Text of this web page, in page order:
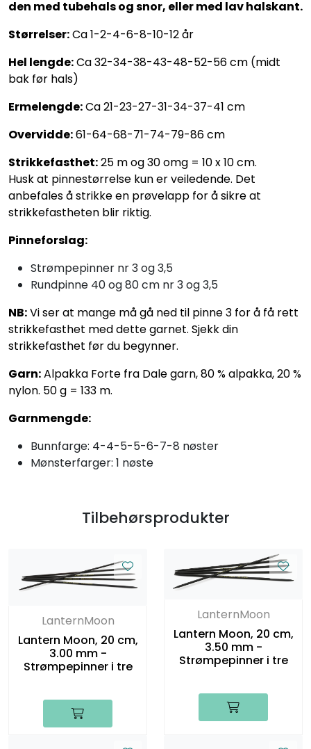
den med tubehals og snor, eller med lav halskant.
Størrelser:Ca 1-2-4-6-8-10-12 år
Hel lengde:Ca 32-34-38-43-48-52-56 cm (midt
bak før hals)
Ermelengde:Ca 21-23-27-31-34-37-41 cm
Overvidde:61-64-68-71-74-79-86 cm
Strikkefasthet:25 m og 30 omg = 10 x 10 cm.
Husk at pinnestørrelse kun er veiledende. Det
anbefales å strikke en prøvelapp for å sikre at
strikkefastheten blir riktig.
Pinneforslag:
Strømpepinner nr 3 og 3,5
Rundpinne 40 og 80 cm nr 3 og 3,5
NB:Vi ser at mange må gå ned til pinne 3 for å få rett
strikkefasthet med dette garnet. Sjekk din
strikkefasthet før du begynner.
Garn:Alpakka Forte fra Dale garn, 80 % alpakka, 20 %
nylon. 50 g = 133 m.
Garnmengde:
Bunnfarge: 4-4-5-5-6-7-8 nøster
Mønsterfarger: 1 nøste
Tilbehørsprodukter
LanternMoon
Lantern Moon, 20 cm,
3.00 mm -
Strømpepinner i tre
LanternMoon
Lantern Moon, 20 cm,
3.50 mm -
Strømpepinner i tre